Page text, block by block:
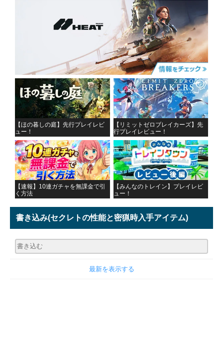
【ほの暮しの庭】先行プレイレビ
ュー！
【リミットゼロブレイカーズ】先
行プレイレビュー！
【速報】10連ガチャを無課金で引
く方法
【みんなのトレイン】プレイレビ
ュー！
書き込み(セクレトの性能と密猟時入手アイテム)
最新を表示する